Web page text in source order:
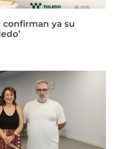
confirman ya su